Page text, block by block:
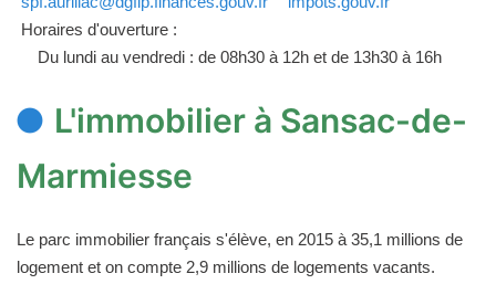
Horaires d'ouverture :
Du lundi au vendredi : de 08h30 à 12h et de 13h30 à 16h
L'immobilier à Sansac-de-
Marmiesse
Le parc immobilier français s'élève, en 2015 à 35,1 millions de
logement et on compte 2,9 millions de logements vacants.